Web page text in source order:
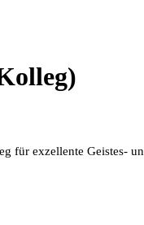
für exzellente Geistes-